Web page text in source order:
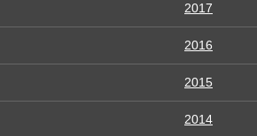
2017
2016
2015
2014